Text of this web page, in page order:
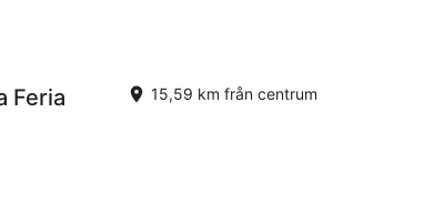
Feria 15,59 km från centrum